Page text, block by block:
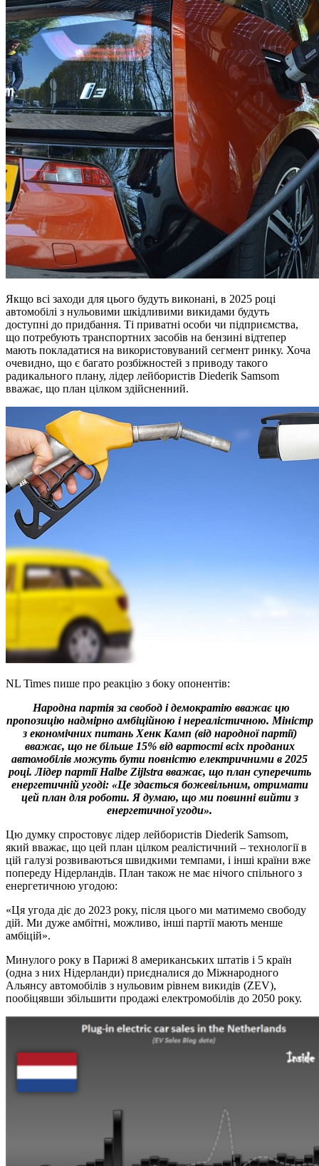
Якщо всі заходи для цього будуть виконані, в 2025 році
автомобілі з нульовими шкідливими викидами будуть
доступні до придбання. Ті приватні особи чи підприємства,
що потребують транспортних засобів на бензині відтепер
мають покладатися на використовуваний сегмент ринку. Хоча
очевидно, що є багато розбіжностей з приводу такого
радикального плану, лідер лейбористів Diederik Samsom
вважає, що план цілком здійсненний.
NL Times пише про реакцію з боку опонентів:
Народна партія за свобод і демократію вважає цю
пропозицію надмірно амбіційною і нереалістичною. Міністр
з економічних питань Хенк Камп (від народної партії)
вважає, що не більше 15% від вартості всіх проданих
автомобілів можуть бути повністю електричними в 2025
році. Лідер партії Halbe Zijlstra вважає, що план суперечить
енергетичній угоді: «Це здається божевільним, отримати
цей план для роботи. Я думаю, що ми повинні вийти з
енергетичної угоди».
Цю думку спростовує лідер лейбористів Diederik Samsom,
який вважає, що цей план цілком реалістичний – технології в
цій галузі розвиваються швидкими темпами, і інші країни вже
попереду Нідерландів. План також не має нічого спільного з
енергетичною угодою:
«Ця угода діє до 2023 року, після цього ми матимемо свободу
дій. Ми дуже амбітні, можливо, інші партії мають менше
амбіцій».
Минулого року в Парижі 8 американських штатів і 5 країн
(одна з них Нідерланди) приєдналися до Міжнародного
Альянсу автомобілів з нульовим рівнем викидів (ZEV),
пообіцявши збільшити продажі електромобілів до 2050 року.